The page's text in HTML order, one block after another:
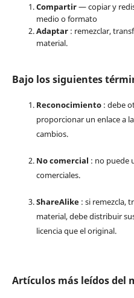
Compartir— copiar y
medio o formato
Adaptar: remezclar,
material.
Bajo los siguientes
Reconocimiento: debe
proporcionar un enlace a
cambios.
No comercial : no puede
comerciales.
ShareAlike: si remezcla,
material, debe distribuir
licencia que el original.
Artículos más leídos del